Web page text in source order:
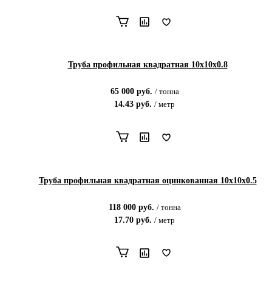
Труба профильная квадратная 10х10х0.8
65 000руб. / тонна
14.43 руб. / метр
Труба профильная квадратная оцинкованная 10х10х0.5
118 000руб. / тонна
17.70 руб. / метр